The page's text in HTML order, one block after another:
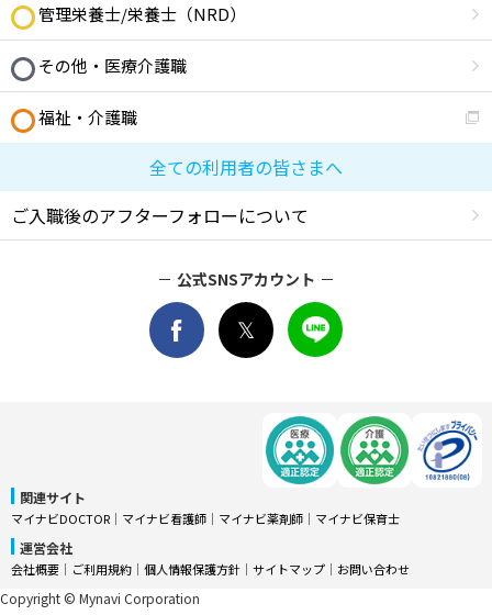
管理栄養士/栄養士（NRD）
その他・医療介護職
福祉・介護職
全ての利用者の皆さまへ
ご入職後のアフターフォローについて
公式SNSアカウント
関連サイト
マイナビDOCTOR │ マイナビ看護師 │ マイナビ薬剤師 │ マイナビ保育士
運営会社
会社概要 │ ご利用規約 │ 個人情報保護方針 │ サイトマップ │ お問い合わせ
Copyright © Mynavi Corporation